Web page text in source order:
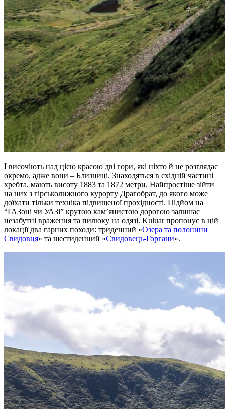
І височіють над цією красою дві гори, які ніхто й не розглядає
окремо, адже вони – Близниці. Знаходяться в східній частині
хребта, мають висоту 1883 та 1872 метри. Найпростіше зійти
на них з гірськолижного курорту Драгобрат, до якого може
доїхати тільки техніка підвищеної прохідності. Підйом на
“ГАЗоні чи УАЗі” крутою кам’янистою дорогою залишає
незабутні враження та пилюку на одязі. Kuluar пропонує в цій
локації два гарних походи: триденний «Озера та полонини
Свидовця» та шестиденний «Свидовець-Горгани».